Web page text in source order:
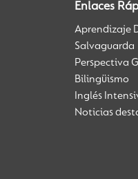
Enlaces
Aprendizaje
Salvaguarda
Perspectiva
Bilingüismo
Inglés
Noticias